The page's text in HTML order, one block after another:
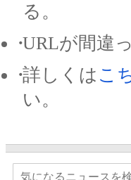
る。
URLが間違
詳しくは こ
い。